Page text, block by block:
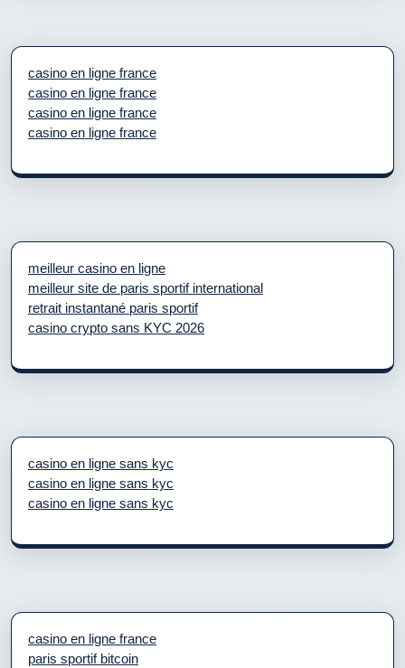
casino en ligne france
casino en ligne france
casino en ligne france
casino en ligne france
meilleur casino en ligne
meilleur site de paris sportif international
retrait instantané paris sportif
casino crypto sans KYC 2026
casino en ligne sans kyc
casino en ligne sans kyc
casino en ligne sans kyc
casino en ligne france
paris sportif bitcoin